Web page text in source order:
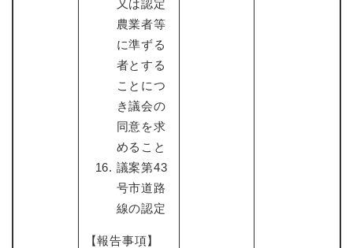
又は認定
農業者等
に準ずる
者とする
ことにつ
き議会の
同意を求
めること
議案第43
号市道路
線の認定
【報告事項】